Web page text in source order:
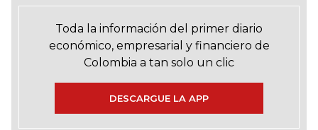
Toda la información del primer diario
económico, empresarial y financiero de
Colombia a tan solo un clic
DESCARGUE LA APP